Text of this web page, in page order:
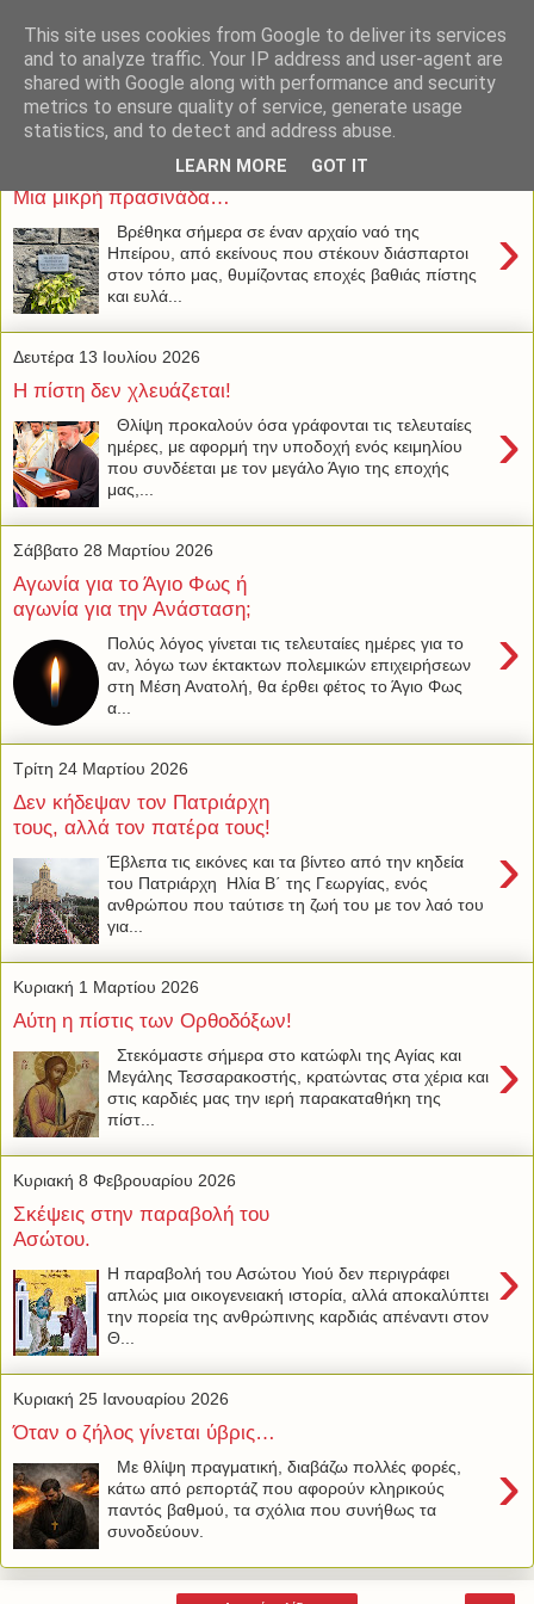
Τρίτη 14 Ιουλίου 2026
Μια μικρή πρασινάδα…
›
Βρέθηκα σήμερα σε έναν αρχαίο ναό της
Ηπείρου, από εκείνους που στέκουν διάσπαρτοι
στον τόπο μας, θυμίζοντας εποχές βαθιάς πίστης
και ευλά...
Δευτέρα 13 Ιουλίου 2026
Η πίστη δεν χλευάζεται!
›
Θλίψη προκαλούν όσα γράφονται τις τελευταίες
ημέρες, με αφορμή την υποδοχή ενός κειμηλίου
που συνδέεται με τον μεγάλο Άγιο της εποχής
μας,...
Σάββατο 28 Μαρτίου 2026
Αγωνία για το Άγιο Φως ή
αγωνία για την Ανάσταση;
›
Πολύς λόγος γίνεται τις τελευταίες ημέρες για το
αν, λόγω των έκτακτων πολεμικών επιχειρήσεων
στη Μέση Ανατολή, θα έρθει φέτος το Άγιο Φως
α...
Τρίτη 24 Μαρτίου 2026
Δεν κήδεψαν τον Πατριάρχη
τους, αλλά τον πατέρα τους!
›
Έβλεπα τις εικόνες και τα βίντεο από την κηδεία
του Πατριάρχη Ηλία Β΄ της Γεωργίας, ενός
ανθρώπου που ταύτισε τη ζωή του με τον λαό του
για...
Κυριακή 1 Μαρτίου 2026
Αύτη η πίστις των Ορθοδόξων!
›
Στεκόμαστε σήμερα στο κατώφλι της Αγίας και
Μεγάλης Τεσσαρακοστής, κρατώντας στα χέρια και
στις καρδιές μας την ιερή παρακαταθήκη της
πίστ...
Κυριακή 8 Φεβρουαρίου 2026
Σκέψεις στην παραβολή του
Ασώτου.
›
Η παραβολή του Ασώτου Υιού δεν περιγράφει
απλώς μια οικογενειακή ιστορία, αλλά αποκαλύπτει
την πορεία της ανθρώπινης καρδιάς απέναντι στον
Θ...
Κυριακή 25 Ιανουαρίου 2026
Όταν ο ζήλος γίνεται ύβρις…
›
Με θλίψη πραγματική, διαβάζω πολλές φορές,
κάτω από ρεπορτάζ που αφορούν κληρικούς
παντός βαθμού, τα σχόλια που συνήθως τα
συνοδεύουν.
This site uses cookies from Google to deliver its services
and to analyze traffic. Your IP address and user-agent are
shared with Google along with performance and security
metrics to ensure quality of service, generate usage
statistics, and to detect and address abuse.
LEARN MORE GOT IT